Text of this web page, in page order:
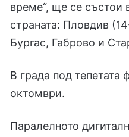
време“, ще се състои
страната: Пловдив
Бургас, Габрово и
В града под тепетата
октомври.
Паралелното